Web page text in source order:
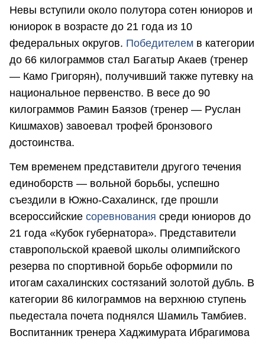
Невы вступили около полутора сотен юниоров и
юниорок в возрасте до 21 года из 10
федеральных округов. Победителем в категории
до 66 килограммов стал Багатыр Акаев (тренер
— Камо Григорян), получивший также путевку на
национальное первенство. В весе до 90
килограммов Рамин Баязов (тренер — Руслан
Кишмахов) завоевал трофей бронзового
достоинства.
Тем временем представители другого течения
единоборств — вольной борьбы, успешно
съездили в Южно-Сахалинск, где прошли
всероссийские соревнования среди юниоров до
21 года «Кубок губернатора». Представители
ставропольской краевой школы олимпийского
резерва по спортивной борьбе оформили по
итогам сахалинских состязаний золотой дубль. В
категории 86 килограммов на верхнюю ступень
пьедестала почета поднялся Шамиль Тамбиев.
Воспитанник тренера Хаджимурата Ибрагимова